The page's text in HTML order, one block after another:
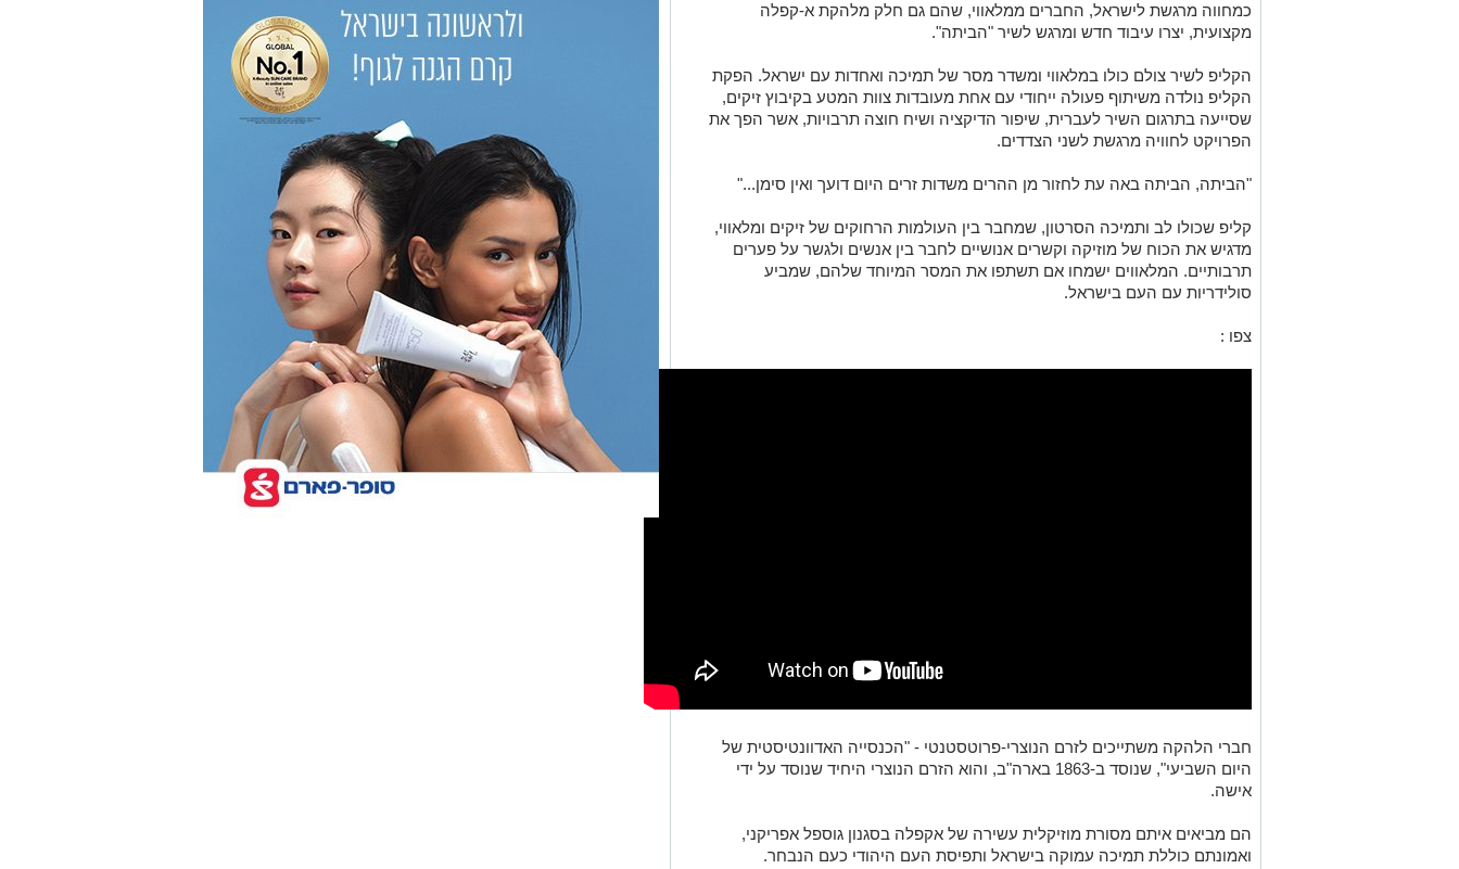
כמחווה מרגשת לישראל, החברים ממלאווי, שהם גם חלק מלהקת א-קפלה
מקצועית, יצרו עיבוד חדש ומרגש לשיר "הביתה".
הקליפ לשיר צולם כולו במלאווי ומשדר מסר של תמיכה ואחדות עם ישראל. הפקת
הקליפ נולדה משיתוף פעולה ייחודי עם אחת מעובדות צוות המטע בקיבוץ זיקים,
שסייעה בתרגום השיר לעברית, שיפור הדיקציה ושיח חוצה תרבויות, אשר הפך את
הפרויקט לחוויה מרגשת לשני הצדדים.
"הביתה, הביתה באה עת לחזור מן ההרים משדות זרים היום דועך ואין סימן..."
קליפ שכולו לב ותמיכה הסרטון, שמחבר בין העולמות הרחוקים של זיקים ומלאווי,
מדגיש את הכוח של מוזיקה וקשרים אנושיים לחבר בין אנשים ולגשר על פערים
תרבותיים. המלאווים ישמחו אם תשתפו את המסר המיוחד שלהם, שמביע
סולידריות עם העם בישראל.
צפו :
חברי הלהקה משתייכים לזרם הנוצרי-פרוטסטנטי - "הכנסייה האדוונטיסטית של
היום השביעי", שנוסד ב-1863 בארה"ב, והוא הזרם הנוצרי היחיד שנוסד על ידי
אישה.
הם מביאים איתם מסורת מוזיקלית עשירה של אקפלה בסגנון גוספל אפריקני,
ואמונתם כוללת תמיכה עמוקה בישראל ותפיסת העם היהודי כעם הנבחר.